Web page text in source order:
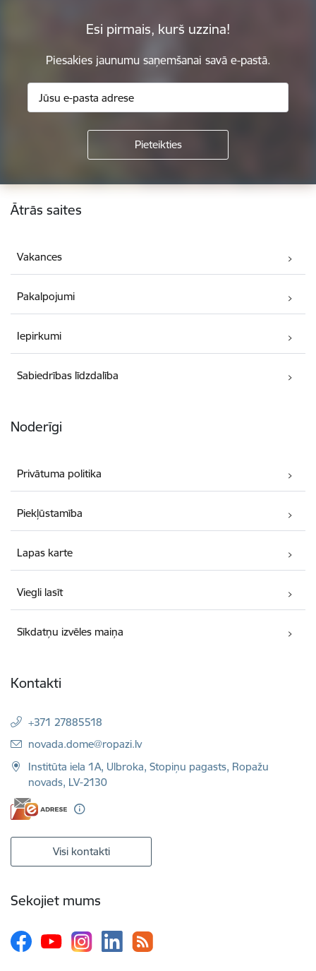
Esi pirmais, kurš uzzina!
Piesakies jaunumu saņemšanai savā e-pastā.
Kājene
Ātrās saites
Vakances
Pakalpojumi
Iepirkumi
Sabiedrības līdzdalība
Noderīgi
Privātuma politika
Piekļūstamība
Lapas karte
Viegli lasīt
Sīkdatņu izvēles maiņa
Kontakti
+371 27885518
E-pasts:
novada.dome@ropazi.lv
Institūta iela 1A, Ulbroka, Stopiņu pagasts, Ropažu
novads, LV-2130
Visi kontakti
Sekojiet mums